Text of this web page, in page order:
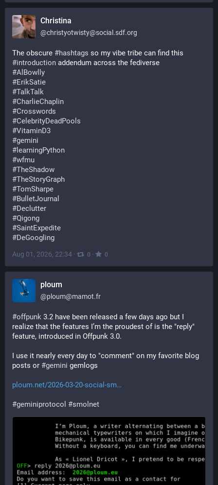
Christina
@christyotwisty@social.sdf.org
The obscure #hashtags
#introduction addendum across the fediverse
#AlBowlly
#ErikSatie
#TalkTalk
#CharlieChaplin
#Crosswords
#CelebrityDeadPools
#VitaminD3
#gemini
# learningPython
#wfmu
#TheShadow
#TheStoryGraph
#TomSharpe
#BulletJournal
#Declutter
#Qigong
#SaintExpedite
#DeGoogling
Aug 01, 2026, 22:34 · 0 · 0
ploum
@ploum@mamot.fr
#offpunk 3.2 have been released a few days ago but I
realize that the features I’m the proudest of is the "reply"
feature, introduced in Offpunk 3.0.
I use it nearly every day to "comment" on my favorite blog
posts or #gemini gemlogs
ploum.net/2026-03-20-social-sm
#geminiprotocol #smolnet